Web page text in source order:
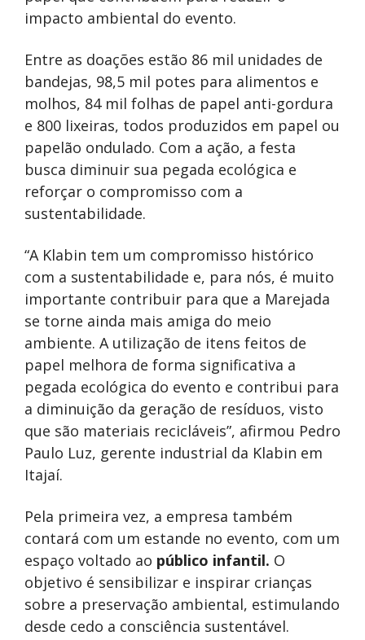
impacto ambiental do evento.
Entre as doações estão 86 mil unidades de
bandejas, 98,5 mil potes para alimentos e
molhos, 84 mil folhas de papel anti-gordura
e 800 lixeiras, todos produzidos em papel ou
papelão ondulado. Com a ação, a festa
busca diminuir sua pegada ecológica e
reforçar o compromisso com a
sustentabilidade.
“A Klabin tem um compromisso histórico
com a sustentabilidade e, para nós, é muito
importante contribuir para que a Marejada
se torne ainda mais amiga do meio
ambiente. A utilização de itens feitos de
papel melhora de forma significativa a
pegada ecológica do evento e contribui para
a diminuição da geração de resíduos, visto
que são materiais recicláveis”, afirmou Pedro
Paulo Luz, gerente industrial da Klabin em
Itajaí.
Pela primeira vez, a empresa também
contará com um estande no evento, com um
espaço voltado ao público infantil. O
objetivo é sensibilizar e inspirar crianças
sobre a preservação ambiental, estimulando
desde cedo a consciência sustentável.